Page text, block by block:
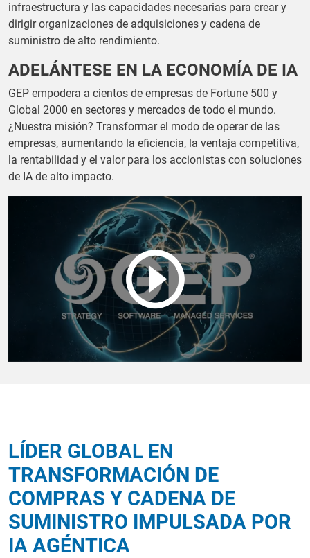
infraestructura y las capacidades necesarias para crear y
dirigir organizaciones de adquisiciones y cadena de
suministro de alto rendimiento.
ADELÁNTESE EN LA ECONOMÍA DE IA
GEP empodera a cientos de empresas de Fortune 500 y
Global 2000 en sectores y mercados de todo el mundo.
¿Nuestra misión? Transformar el modo de operar de las
empresas, aumentando la eficiencia, la ventaja competitiva,
la rentabilidad y el valor para los accionistas con soluciones
de IA de alto impacto.
LÍDER GLOBAL EN
TRANSFORMACIÓN DE
COMPRAS Y CADENA DE
SUMINISTRO IMPULSADA POR
IA AGÉNTICA